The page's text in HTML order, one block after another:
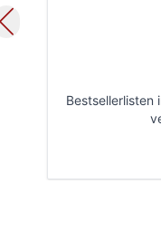
Bestsellerlisten